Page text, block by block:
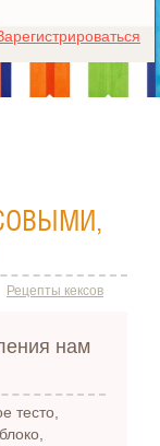
Рецепты кексов
нам
тесто,
по